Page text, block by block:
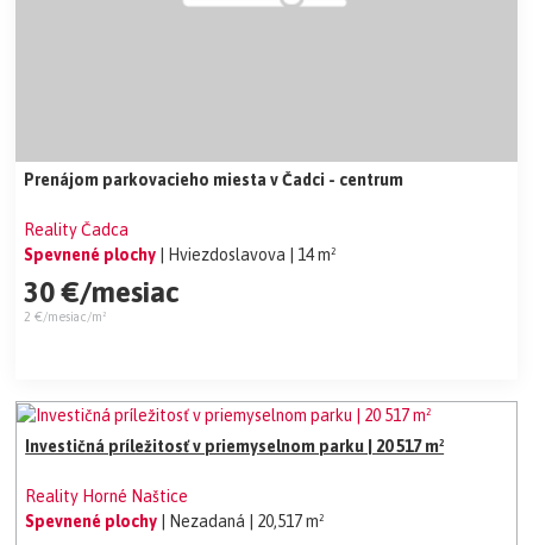
Prenájom parkovacieho miesta v Čadci - centrum
Reality Čadca
Spevnené plochy
| Hviezdoslavova | 14 m²
30 €/mesiac
2 €/mesiac/m²
Investičná príležitosť v priemyselnom parku | 20 517 m²
Reality Horné Naštice
Spevnené plochy
| Nezadaná | 20,517 m²